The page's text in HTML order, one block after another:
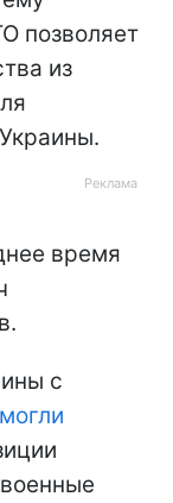
позволяет
из
время
с